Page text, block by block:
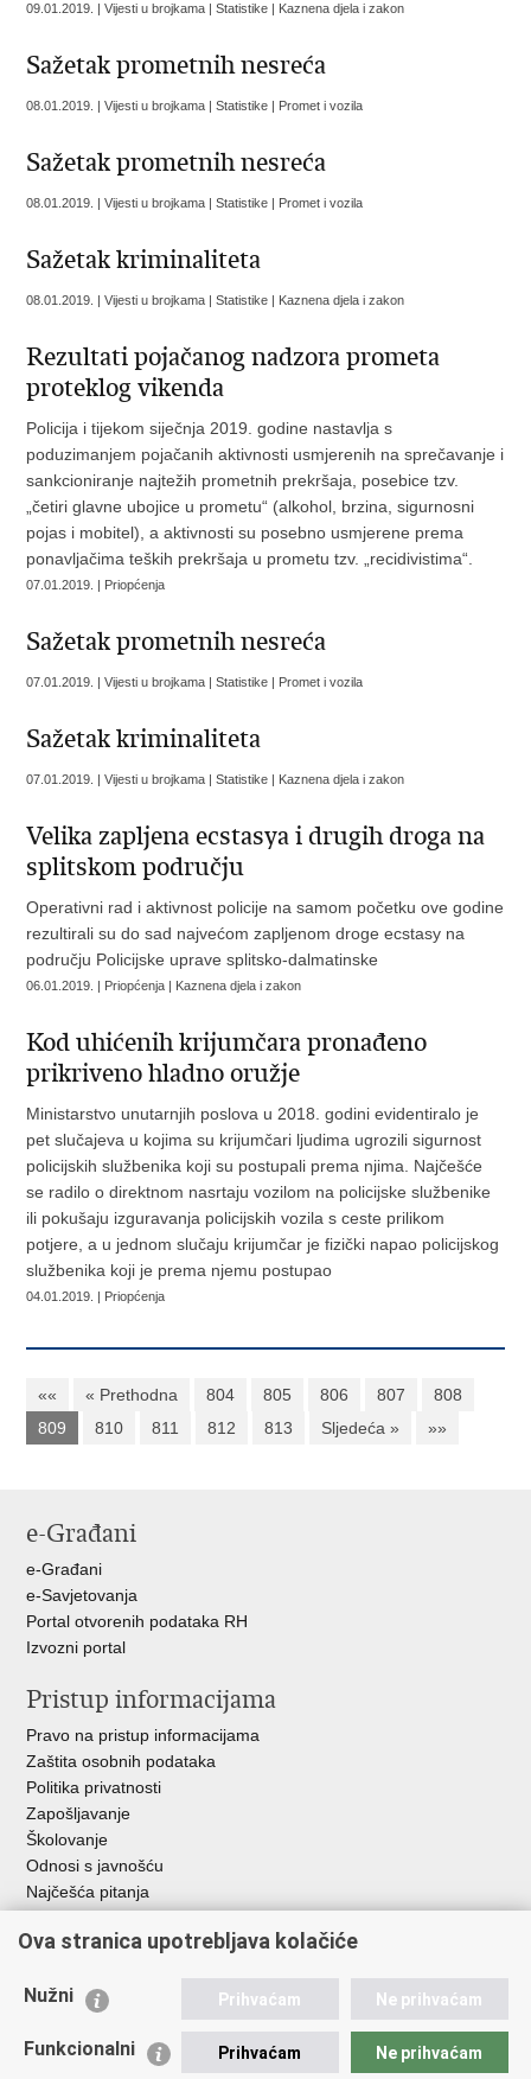
09.01.2019. | Vijesti u brojkama | Statistike | Kaznena djela i zakon
Sažetak prometnih nesreća
08.01.2019. | Vijesti u brojkama | Statistike | Promet i vozila
Sažetak prometnih nesreća
08.01.2019. | Vijesti u brojkama | Statistike | Promet i vozila
Sažetak kriminaliteta
08.01.2019. | Vijesti u brojkama | Statistike | Kaznena djela i zakon
Rezultati pojačanog nadzora prometa
proteklog vikenda
Policija i tijekom siječnja 2019. godine nastavlja s
poduzimanjem pojačanih aktivnosti usmjerenih na sprečavanje i
sankcioniranje najtežih prometnih prekršaja, posebice tzv.
„četiri glavne ubojice u prometu“ (alkohol, brzina, sigurnosni
pojas i mobitel), a aktivnosti su posebno usmjerene prema
ponavljačima teških prekršaja u prometu tzv. „recidivistima“.
07.01.2019. | Priopćenja
Sažetak prometnih nesreća
07.01.2019. | Vijesti u brojkama | Statistike | Promet i vozila
Sažetak kriminaliteta
07.01.2019. | Vijesti u brojkama | Statistike | Kaznena djela i zakon
Velika zapljena ecstasya i drugih droga na
splitskom području
Operativni rad i aktivnost policije na samom početku ove godine
rezultirali su do sad najvećom zapljenom droge ecstasy na
području Policijske uprave splitsko-dalmatinske
06.01.2019. | Priopćenja | Kaznena djela i zakon
Kod uhićenih krijumčara pronađeno
prikriveno hladno oružje
Ministarstvo unutarnjih poslova u 2018. godini evidentiralo je
pet slučajeva u kojima su krijumčari ljudima ugrozili sigurnost
policijskih službenika koji su postupali prema njima. Najčešće
se radilo o direktnom nasrtaju vozilom na policijske službenike
ili pokušaju izguravanja policijskih vozila s ceste prilikom
potjere, a u jednom slučaju krijumčar je fizički napao policijskog
službenika koji je prema njemu postupao
04.01.2019. | Priopćenja
«« « Prethodna 804 805 806 807
808
809
810 811 812 813 Sljedeća » »»
e-Građani
e-Građani
e-Savjetovanja
Portal otvorenih podataka RH
Izvozni portal
Pristup informacijama
Pravo na pristup informacijama
Zaštita osobnih podataka
Politika privatnosti
Zapošljavanje
Školovanje
Odnosi s javnošću
Najčešća pitanja
Važne poveznice
EMN Nacionalna kontaktna točka za Republiku Hrvatsku
Policijska akademija
Ova stranica upotrebljava kolačiće
Nužni Prihvaćam Ne prihvaćam
Funkcionalni Prihvaćam Ne prihvaćam